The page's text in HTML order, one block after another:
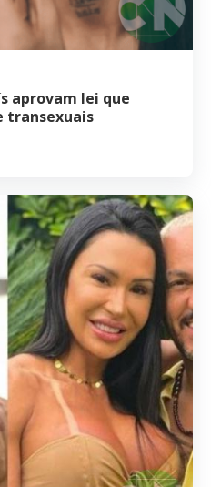
aprovam lei que
transexuais